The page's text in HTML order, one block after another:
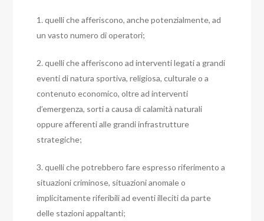
1. quelli che afferiscono, anche potenzialmente, ad
un vasto numero di operatori;
2. quelli che afferiscono ad interventi legati a grandi
eventi di natura sportiva, religiosa, culturale o a
contenuto economico, oltre ad interventi
d’emergenza, sorti a causa di calamità naturali
oppure afferenti alle grandi infrastrutture
strategiche;
3. quelli che potrebbero fare espresso riferimento a
situazioni criminose, situazioni anomale o
implicitamente riferibili ad eventi illeciti da parte
delle stazioni appaltanti;